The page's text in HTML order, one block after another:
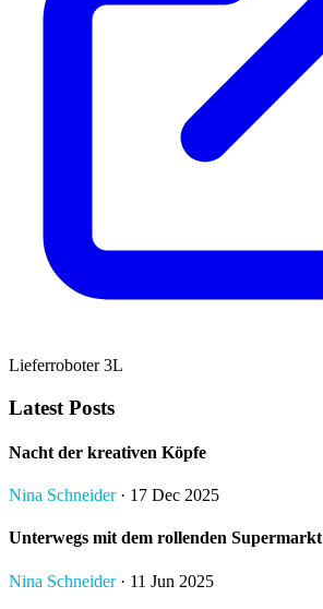
Lieferroboter 3L
Latest Posts
Nacht der kreativen Köpfe
Nina Schneider· 17 Dec 2025
Unterwegs mit dem rollenden Supermarkt
Nina Schneider· 11 Jun 2025